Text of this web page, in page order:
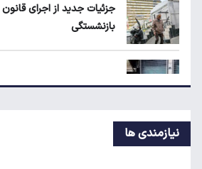
جزئیات جدید از اجرای
بازنشستگی
پیش‌بینی جدید از نرخ تورم
اعتبار حکمت کارت مرداد
نیازمندی ها